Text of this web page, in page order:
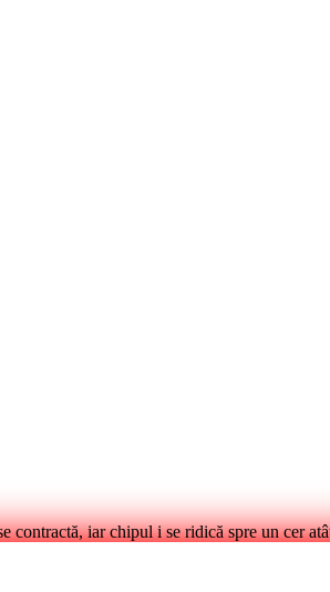
contractă, iar chipul i se ridică spre un cer